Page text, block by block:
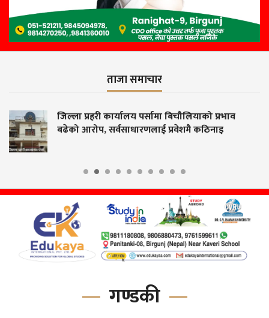
ताजा समाचार
वीरगञ्ज–२७ मा स्वास्थ्य सेवा घरदैलोमै: ४८
मोतियाबिन्दु पहिचान
गण्डकी